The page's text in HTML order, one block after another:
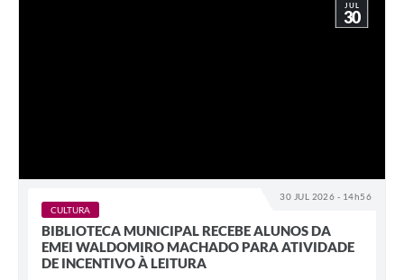
30 JUL 2026 - 14h56
JUL
30
CULTURA
BIBLIOTECA MUNICIPAL RECEBE ALUNOS DA
EMEI WALDOMIRO MACHADO PARA ATIVIDADE
DE INCENTIVO À LEITURA